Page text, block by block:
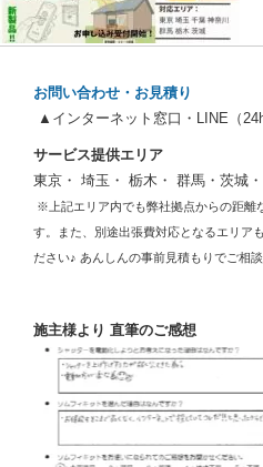
お問い合わせ・お見積り
▲インターネット窓口・LINE（24h
サービス提供エリア
東京・ 埼玉・ 栃木・ 群馬・茨城
※上記エリア内でも弊社拠点からの距離
す。また、別途出張費対応となるエリア
ださい♪ あんしんの事前見積もりでご相談
施主様より 直筆のご感想